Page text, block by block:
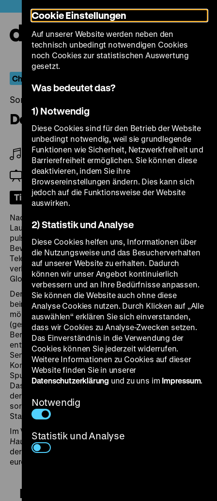
zum
Seiteninhalt
springen
Chaos & Aufbruch
Sonntag, 15. August 2021, 18.00 Uhr
Der Teufelsreporter
Am Flügel: Eunice Martins
Einführung: Christine Kisorsy
Tickets
Nach der Gründung Groß-Berlins wurde die Stadt im
Laufe der 1920er-Jahre zum Inbegriff einer
pulsierenden Metropole – alles und jeder schien in
Bewegung zu sein. Neue Erfindungen der
Telekommunikation beschleunigten das Leben und
verbanden Berlin mit anderen Metropolen rund um den
Globus.
Der Teufelsreporter ist Eddie Polo, der als Stenograf
beim „Rapid-Journal“ arbeitet und Journalist werden
möchte. Als dreizehn amerikanische Millionärstöchter
(gespielt von den Tiller-Girls), die auf Bildungsreise in
Berlin unterwegs sind, auf eine Insel in der Havel
entführt werden, wittert er endlich die große
Sensationsstory. Durch den Einsatz modernster
Kommunikationstechnik kommt er den Tätern auf die
Spur, und es beginnt eine waghalsige Verfolgungsjagd.
Das Drehbuch stammte aus der Feder von Billy Wilder,
der selbst als Reporter gearbeitet hatte und dafür
sorgte, dass der Film mitunter einer rasanten
Stadtrundfahrt durch Berlin gleicht.
Im Vorprogramm zeigt der Dokumentarfilm
Haupttelegraphenamt Berlindie Arbeitsabläufe eines
der damals größten und leistungsfähigsten
europäischen Fernmeldeämter. (chk)
Der Teufelsreporter
Cookie Einstellungen
Auf unserer Website werden neben den
technisch unbedingt notwendigen Cookies
noch Cookies zur statistischen Auswertung
gesetzt.
Was bedeutet das?
1) Notwendig
Diese Cookies sind für den Betrieb der Website
unbedingt notwendig, weil sie grundlegende
Funktionen wie Sicherheit, Netzwerkfreiheit und
Barrierefreiheit ermöglichen. Sie können diese
deaktivieren, indem Sie ihre
Browsereinstellungen ändern. Dies kann sich
jedoch auf die Funktionsweise der Website
auswirken.
2) Statistik und Analyse
Diese Cookies helfen uns, Informationen über
die Nutzungsweise und das Besucherverhalten
auf unserer Website zu erhalten. Dadurch
können wir unser Angebot kontinuierlich
verbessern und an Ihre Bedürfnisse anpassen.
Sie können die Website auch ohne diese
Analyse Cookies nutzen. Durch Klicken auf „Alle
auswählen“ erklären Sie sich einverstanden,
dass wir Cookies zu Analyse-Zwecken setzen.
Das Einverständnis in die Verwendung der
Cookies können Sie jederzeit widerrufen.
Weitere Informationen zu Cookies auf dieser
Website finden Sie in unserer
Datenschutzerklärung und zu uns im Impressum.
Notwendig
Statistik und Analyse